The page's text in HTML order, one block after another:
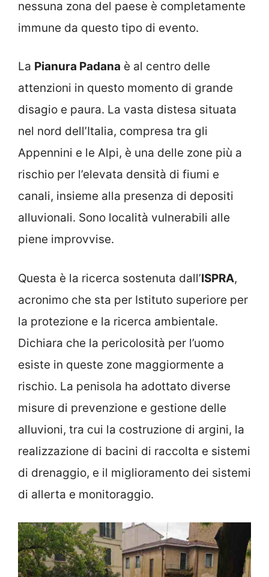
nessuna zona del paese è completamente
immune da questo tipo di evento.
La Pianura Padana è al centro delle
attenzioni in questo momento di grande
disagio e paura. La vasta distesa situata
nel nord dell’Italia, compresa tra gli
Appennini e le Alpi, è una delle zone più a
rischio per l’elevata densità di fiumi e
canali, insieme alla presenza di depositi
alluvionali. Sono località vulnerabili alle
piene improvvise.
Questa è la ricerca sostenuta dall’ISPRA,
acronimo che sta per Istituto superiore per
la protezione e la ricerca ambientale.
Dichiara che la pericolosità per l’uomo
esiste in queste zone maggiormente a
rischio. La penisola ha adottato diverse
misure di prevenzione e gestione delle
alluvioni, tra cui la costruzione di argini, la
realizzazione di bacini di raccolta e sistemi
di drenaggio, e il miglioramento dei sistemi
di allerta e monitoraggio.